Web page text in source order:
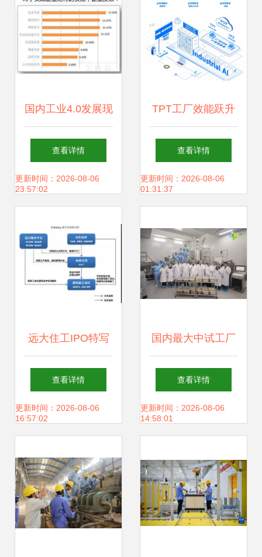
升级
国内工业4.0发展现
状与精彩案例解析
技术咨询与服务的
查看详情
更新时间：2026-08-06
23:57:02
TPT工厂效能跃升
计划 30席免费名
额，助力企业技术
查看详情
更新时间：2026-08-06
01:31:37
远大住工IPO特写
张氏兄弟的财富“竞
争”与技术咨询及服
查看详情
更新时间：2026-08-06
16:57:02
国内最大中试工厂
落成，生物制造领
域迎来里程碑式突
查看详情
更新时间：2026-08-06
14:58:01